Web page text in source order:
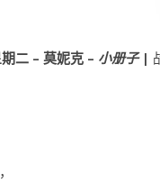
二 – 莫妮克 – 小册子 |